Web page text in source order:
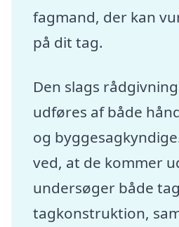
fagmand, der kan
på dit tag.
Den slags
udføres af både
og
ved, at de kommer
undersøger både
tagkonstruktion,